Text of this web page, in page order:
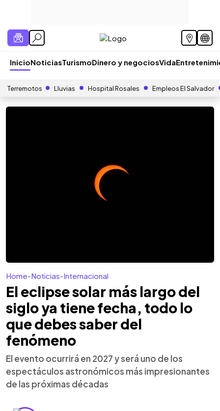
InicioNoticiasTurismoDinero y negociosVida
Terremotos Lluvias Hospital Rosales Empleos El Salvador
Home-Noticias-Internacional
El eclipse solar más largo del
siglo ya tiene fecha, todo lo
que debes saber del
fenómeno
El evento ocurrirá en 2027 y será uno de los
espectáculos astronómicos más impresionantes
de las próximas décadas